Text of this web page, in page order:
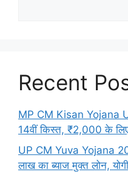
Recent
MP CM Kisan Yojana
14वीं किस्त, ₹2,000 के लिए
UP CM Yuva Yojana
लाख का ब्याज मुक्त लोन,